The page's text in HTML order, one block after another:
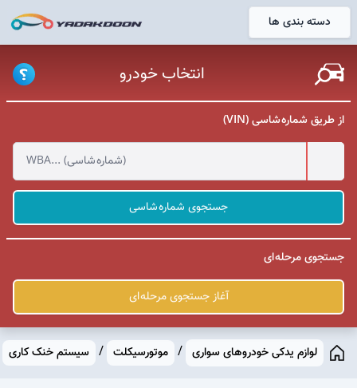
دسته بندی ها خانه
انتخاب خودرو
از طریق شماره شاسی (VIN)
جستجوی شماره شاسی
جستجوی مرحله ای
آغاز جستجوی مرحله ای
لوازم یدکی خودروهای سواری / موتورسیکلت / سیستم خنک کاری